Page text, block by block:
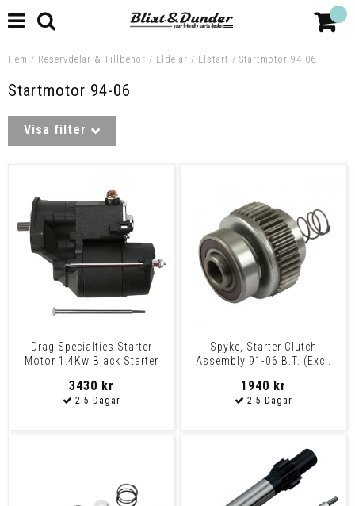
Hem / Reservdelar & Tillbehör / Eldelar / Elstart / Startmotor 94-06
Startmotor 94-06
Visa filter
Drag Specialties Starter
Motor 1.4Kw Black Starter
3430 kr
Spyke, Starter Clutch
Assembly 91-06 B.T. (Excl.
2006 Dyna)
1940 kr